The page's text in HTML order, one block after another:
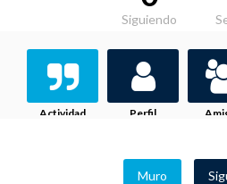
Siguiendo
Actividad Perfil
Muro